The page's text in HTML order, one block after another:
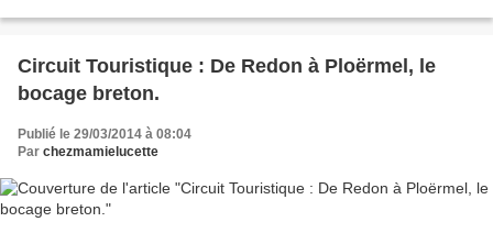
Circuit Touristique : De Redon à Ploërmel, le
bocage breton.
Publié le 29/03/2014 à 08:04
Par chezmamielucette